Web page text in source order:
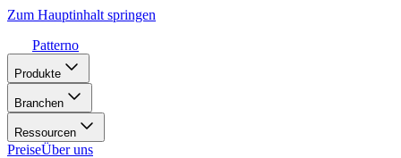
Zum Hauptinhalt springen
Patterno
Produkte
Branchen
Ressourcen
PreiseÜber uns